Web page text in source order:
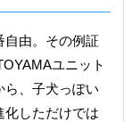
ユニット
ら、子犬っぽい
化しただけでは